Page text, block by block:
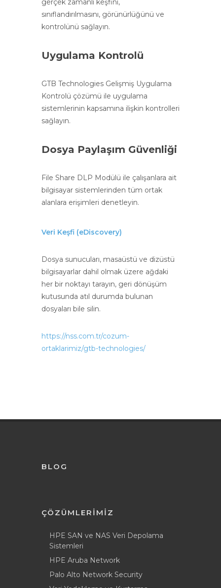
gerçek zamanlı keşfini,
sınıflandırılmasını, görünürlüğünü ve
kontrolünü sağlayın.
Uygulama Kontrolü
GTB Technologies Gelişmiş Uygulama
Kontrolü çözümü ile uygulama
sistemlerinin kapsamına ilişkin kontrolleri
sağlayın.
Dosya Paylaşım Güvenliği
File Share DLP Modülü ile çalışanlara ait
bilgisayar sistemlerinden tüm ortak
alanlara erişimleri denetleyin.
Veri Keşfi (eD​iscovery)
Dosya sunucuları, masaüstü ve dizüstü
bilgisayarlar dahil olmak üzere ağdaki
her bir noktayı tarayın, geri dönüşüm
kutusunda atıl durumda bulunan
dosyaları bile silin.
https://nss.com.tr/cozum-
ortaklarimiz/gtb-technologies/
BLOG
ÇÖZÜMLERİMİZ
HPE SAN ve NAS Veri Depolama
Sistemleri
HPE Aruba Network
Palo Alto Network Security